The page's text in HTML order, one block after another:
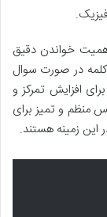
خواندن دقیق
در صورت سوال
افزایش تمرکز و
منظم و تمیز برای
این زمینه هستند.